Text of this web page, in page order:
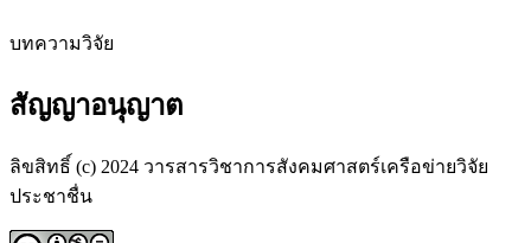
บทความวิจัย
สัญญาอนุญาต
ลิขสิทธิ์ (c) 2024 วารสารวิชาการสังคมศาสตร์เครือข่ายวิจัย
ประชาชื่น